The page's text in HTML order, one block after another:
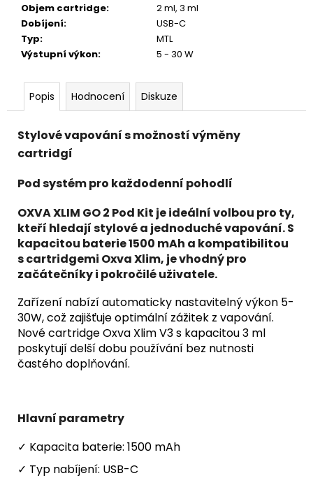
Objem cartridge:
2 ml, 3 ml
Dobíjení:
USB-C
Typ:
MTL
Výstupní výkon: 5 - 30 W
Popis Hodnocení Diskuze
Stylové vapování s možností výměny
cartridgí
Pod systém pro každodenní pohodlí
OXVA XLIM GO 2 Pod Kit je ideální volbou pro ty,
kteří hledajístylovéa jednoduchévapování. S
kapacitou baterie 1500 mAh a kompatibilitou
s cartridgemi Oxva Xlim, je vhodný pro
začátečníky i pokročilé uživatele.
Zařízení nabízí automaticky nastavitelný výkon 5-
30W, což zajišťuje optimální zážitek z vapování.
Nové cartridge Oxva Xlim V3 s kapacitou 3 ml
poskytují delší dobu používání bez nutnosti
častého doplňování.
Hlavní parametry
✓ Kapacita baterie: 1500 mAh
✓ Typ nabíjení: USB-C